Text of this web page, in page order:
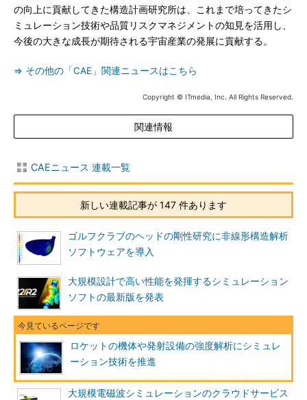
の向上に貢献してきた構造計画研究所は、これまで培ってきたシ
ミュレーション技術や品質リスクマネジメントの知見を活用し、
今後の大きな成長が期待される宇宙産業の発展に貢献する。
⇒ その他の「CAE」関連ニュースはこちら
Copyright © ITmedia, Inc. All Rights Reserved.
関連情報
CAEニュース 連載一覧
新しい連載記事が 147 件あります
ゴルフクラブのヘッドの剛性研究に非線形構造解析
ソフトウェアを導入
大規模設計で高い性能を発揮するシミュレーション
ソフトの最新版を発表
ロケットの機体や発射設備の強度解析にシミュレ
ーション技術を推進
大規模電磁波シミュレーションのクラウドサービス